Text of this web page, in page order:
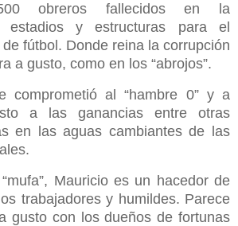
obreros fallecidos en la
estadios y estructuras para el
fútbol. Donde reina la corrupción
a gusto, como en los “abrojos”.
comprometió al “hambre 0” y a
a las ganancias entre otras
en las aguas cambiantes de las
Mauricio es un hacedor de
trabajadores y humildes. Parece
gusto con los dueños de fortunas